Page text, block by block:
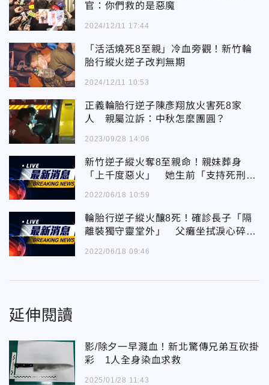
官：你們救的是惡魔
2024/12/11 17:44
「活活燒死8至親」冷血旁觀！新竹輪
胎行縱火逆子改判無期
2024/12/11 10:53
正義輪胎行逆子陳彥翔放火害死8家
人 親屬泣訴：中秋怎麼團圓？
2023/09/28 14:06
新竹逆子縱火奪8至親命！親妹葬身
「上千度惡火」 她生前「支持死刑」
2022/06/18 10:59
輪胎行逆子縱火釀8死！確診長子「隔
離裝獨守靈堂外」 父癱坐拭淚心碎畫
2022/06/18 09:46
延伸閱讀
影/除夕一早濺血！新北驚傳兄弟互砍掛
彩 1人全身染血求救
2025/01/28 11:43